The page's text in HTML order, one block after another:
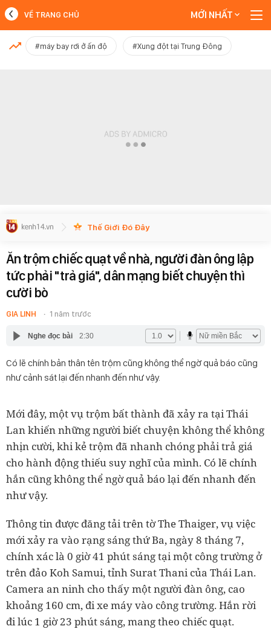
MỚI NHẤT
VỀ TRANG CHỦ MỚI NHẤT
#máy bay rơi ở ấn độ #Xung đột tại Trung Đông
Thế Giới Đó Đây
Ăn trộm chiếc quạt về nhà, người đàn ông lập
tức phải "trả giá", dân mạng biết chuyện thì
cười bò
GIA LINH 1 năm trước
Nghe đọc bài 2:30
Có lẽ chính bản thân tên trộm cũng không thể ngờ quả báo cũng
như cảnh sát lại đến nhanh đến như vậy.
Mới đây, một vụ trộm bất thành đã xảy ra tại Thái
Lan khiến những người biết chuyện không thể không
nhịn cười, khi kẻ trộm đã nhanh chóng phải trả giá
cho hành động thiếu suy nghĩ của mình. Có lẽ chính
hắn cũng không thể ngờ quả báo lại đến nhanh đến
như vậy.
Thông tin được đăng tải trên tờ The Thaiger, vụ việc
mới xảy ra vào rạng sáng thứ Ba, ngày 8 tháng 7,
chính xác là 0 giờ 41 phút sáng tại một công trường ở
trên đảo Koh Samui, tỉnh Surat Thani của Thái Lan.
Camera an ninh cho thấy một người đàn ông, cao
khoảng 160 cm, đi xe máy vào công trường. Hắn rời
đi lúc 1 giờ 23 phút sáng, mang theo chiếc quạt.